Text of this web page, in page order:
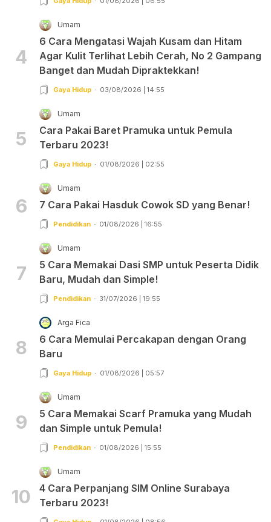
4
Umam
6 Cara Mengatasi Wajah Kusam dan Hitam
Agar Kulit Terlihat Lebih Cerah, No 2 Gampang
Banget dan Mudah Dipraktekkan!
Gaya Hidup 03/08/2026 | 14:55
5
Umam
Cara Pakai Baret Pramuka untuk Pemula
Terbaru 2023!
Gaya Hidup 01/08/2026 | 02:55
6
Umam
7 Cara Pakai Hasduk Cowok SD yang Benar!
Pendidikan 01/08/2026 | 16:55
7
Umam
5 Cara Memakai Dasi SMP untuk Peserta Didik
Baru, Mudah dan Simple!
Pendidikan 31/07/2026 | 19:55
8
Arga Fica
6 Cara Memulai Percakapan dengan Orang
Baru
Gaya Hidup 01/08/2026 | 05:57
9
Umam
5 Cara Memakai Scarf Pramuka yang Mudah
dan Simple untuk Pemula!
Pendidikan 01/08/2026 | 15:55
10
Umam
4 Cara Perpanjang SIM Online Surabaya
Terbaru 2023!